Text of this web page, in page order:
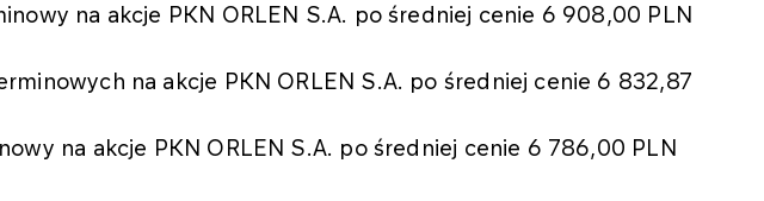
na akcje PKN ORLEN S.A. po średniej cenie 6 908,00 PLN
na akcje PKN ORLEN S.A. po średniej cenie 6 832,87
na akcje PKN ORLEN S.A. po średniej cenie 6 786,00 PLN